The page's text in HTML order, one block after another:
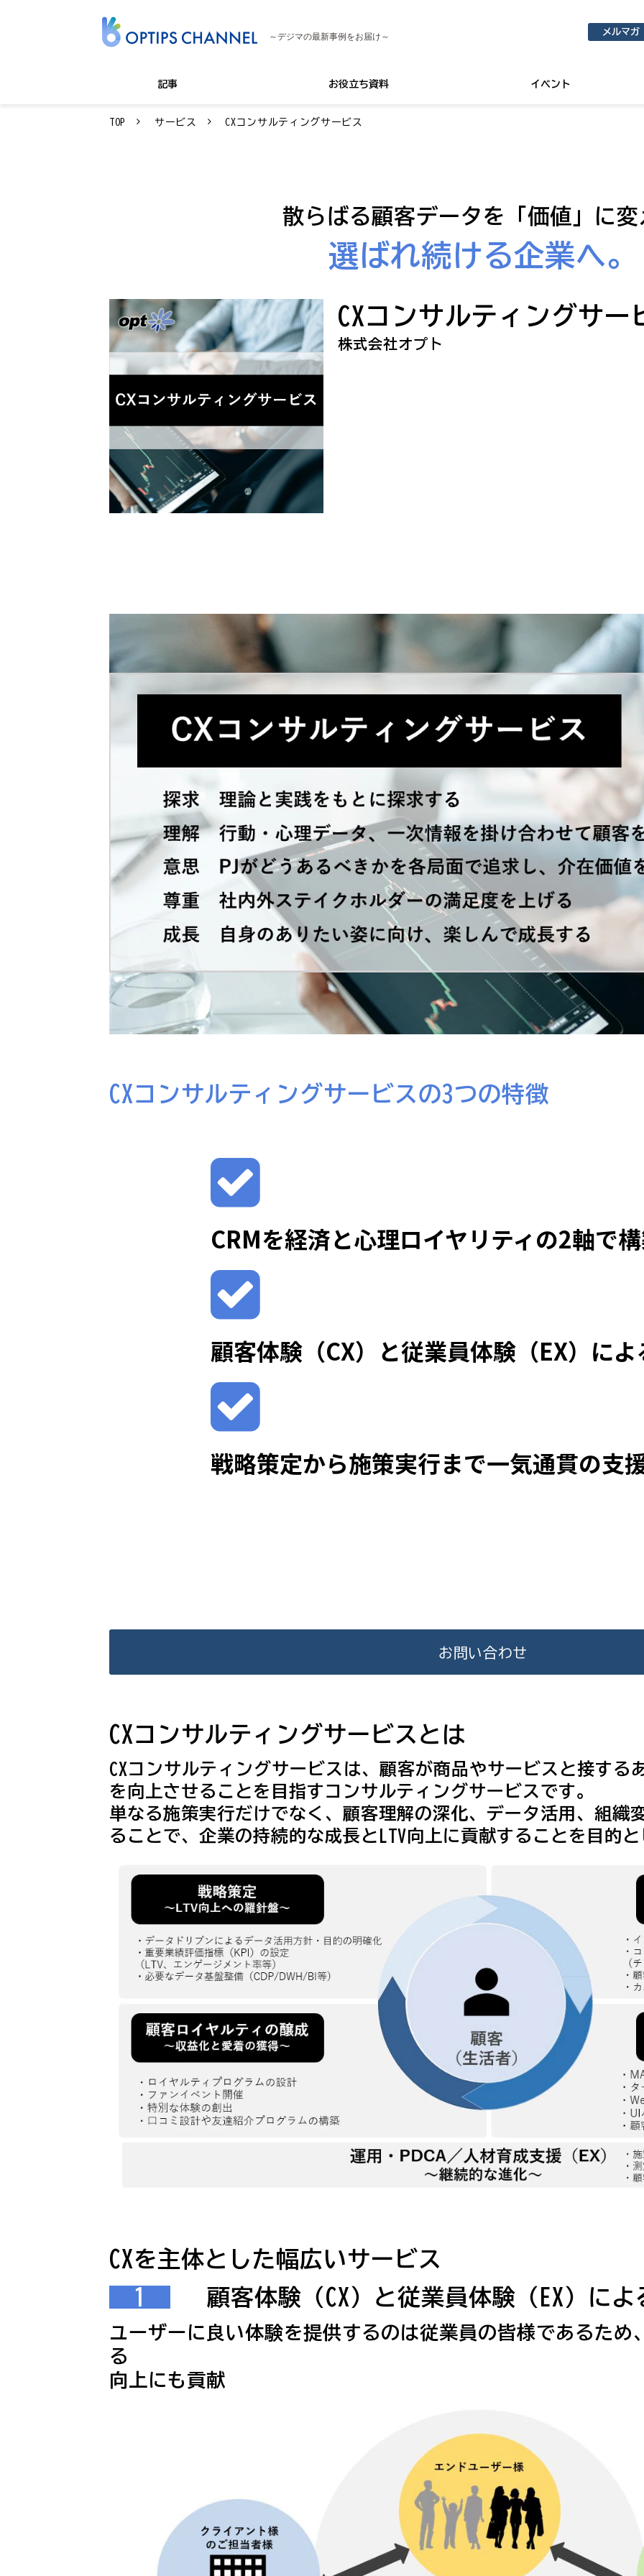
～デジマの最新事例をお届け～ メルマガ
記事 お役立ち資料 イベント
TOP サービス CXコンサルティングサービス
散らばる顧客データを「価値」に変
選ばれ続ける企業へ。
CXコンサルティングサー
株式会社オプト
CXコンサルティングサービスの3つの特徴
CRMを経済と心理ロイヤリティの2軸で
顧客体験（CX）と従業員体験（EX）に
戦略策定から施策実行まで一気通貫の支
お問い合わせ
CXコンサルティングサービスとは
CXコンサルティングサービスは、顧客が商品やサービスと接する
を向上させることを目指すコンサルティングサービスです。
単なる施策実行だけでなく、顧客理解の深化、データ活用、組織
ることで、企業の持続的な成長とLTV向上に貢献することを目的と
CXを主体とした幅広いサービス
1
顧客体験（CX）と従業員体験（EX）によ
ユーザーに良い体験を提供するのは従業員の皆様であるため
る
向上にも貢献